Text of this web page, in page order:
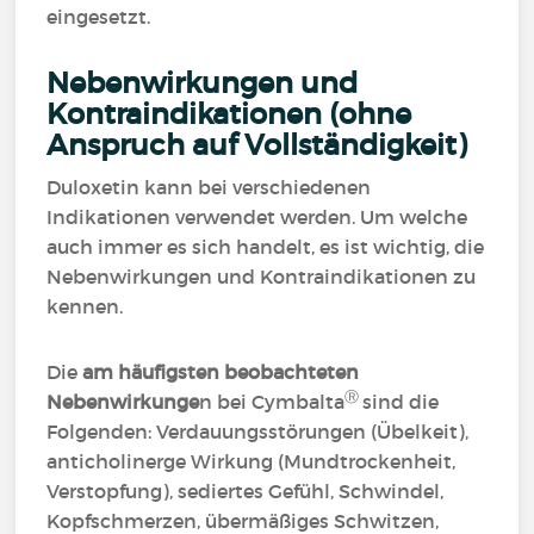
eingesetzt.
Nebenwirkungen und
Kontraindikationen (ohne
Anspruch auf Vollständigkeit)
Duloxetin kann bei verschiedenen
Indikationen verwendet werden. Um welche
auch immer es sich handelt, es ist wichtig, die
Nebenwirkungen und Kontraindikationen zu
kennen.
Dieam häufigsten beobachteten
Nebenwirkungen bei CymbaltaⓇsind die
Folgenden: Verdauungsstörungen (Übelkeit),
anticholinerge Wirkung (Mundtrockenheit,
Verstopfung), sediertes Gefühl, Schwindel,
Kopfschmerzen, übermäßiges Schwitzen,